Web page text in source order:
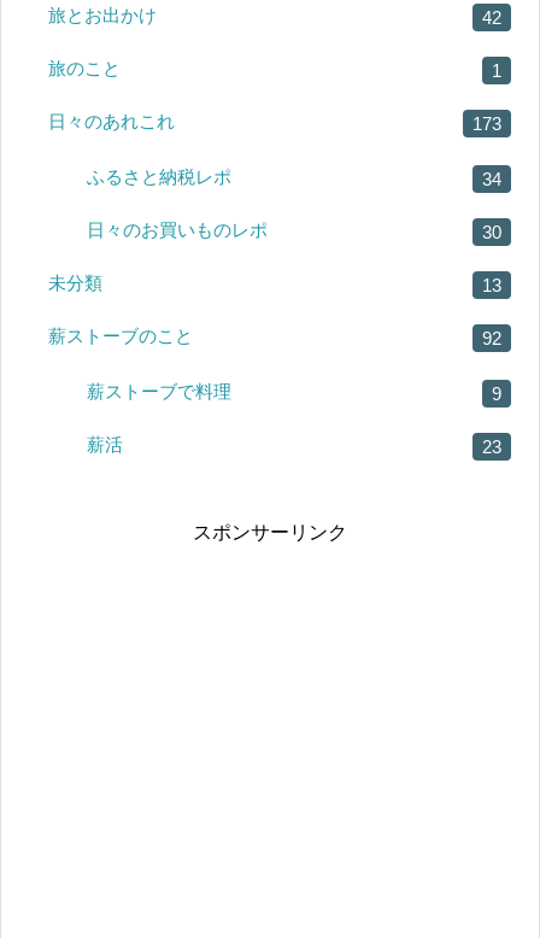
旅とお出かけ 42
旅のこと 1
日々のあれこれ 173
ふるさと納税レポ 34
日々のお買いものレポ 30
未分類 13
薪ストーブのこと 92
薪ストーブで料理 9
薪活 23
スポンサーリンク